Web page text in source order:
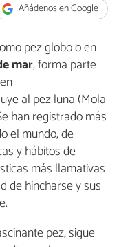
Añádenos en Google
pez globo o en
mar, forma parte
al pez luna (Mola
han registrado más
el mundo, de
y hábitos de
más llamativas
de hincharse y sus
pez, sigue